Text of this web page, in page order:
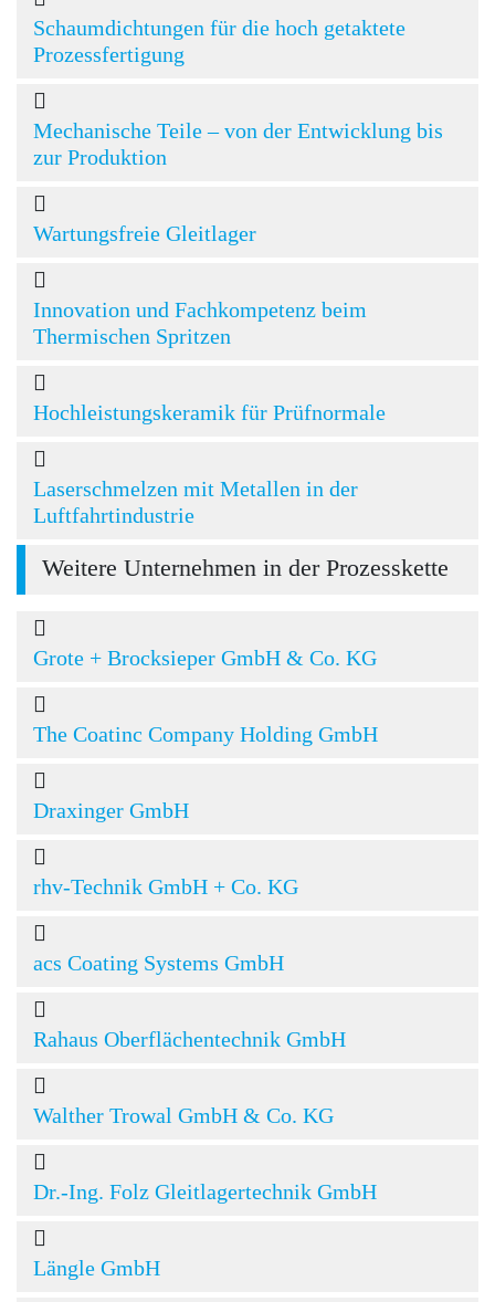
Schaumdichtungen für die hoch getaktete
Prozessfertigung
Mechanische Teile – von der Entwicklung bis
zur Produktion
Wartungsfreie Gleitlager
Innovation und Fachkompetenz beim
Thermischen Spritzen
Hochleistungskeramik für Prüfnormale
Laserschmelzen mit Metallen in der
Luftfahrtindustrie
Weitere Unternehmen in der Prozesskette
Grote + Brocksieper GmbH & Co. KG
The Coatinc Company Holding GmbH
Draxinger GmbH
rhv-Technik GmbH + Co. KG
acs Coating Systems GmbH
Rahaus Oberflächentechnik GmbH
Walther Trowal GmbH & Co. KG
Dr.-Ing. Folz Gleitlagertechnik GmbH
Längle GmbH